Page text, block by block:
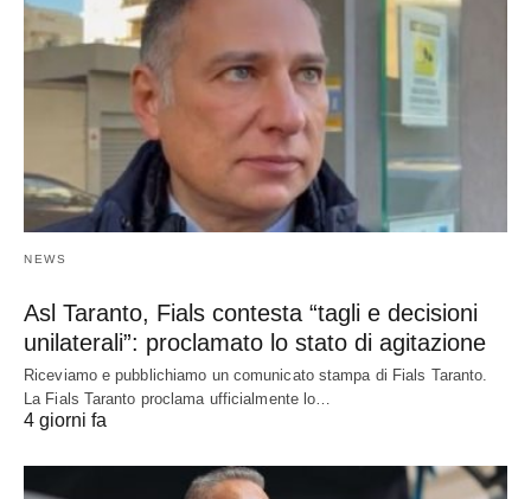
NEWS
Asl Taranto, Fials contesta “tagli e decisioni
unilaterali”: proclamato lo stato di agitazione
Riceviamo e pubblichiamo un comunicato stampa di Fials Taranto.
La Fials Taranto proclama ufficialmente lo…
4 giorni fa